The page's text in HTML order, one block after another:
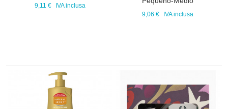
9,11 € IVA inclusa
9,06 € IVA inclusa